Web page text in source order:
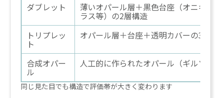
ダブレット 薄いオパール層＋黒色台座（オニキス
ラス等）の2層構造
トリプレッ
ト
オパール層＋台座＋透明カバーの3層構
合成オパー
ル
人工的に作られたオパール（ギルソン
同じ見た目でも構造で評価帯が大きく変わります